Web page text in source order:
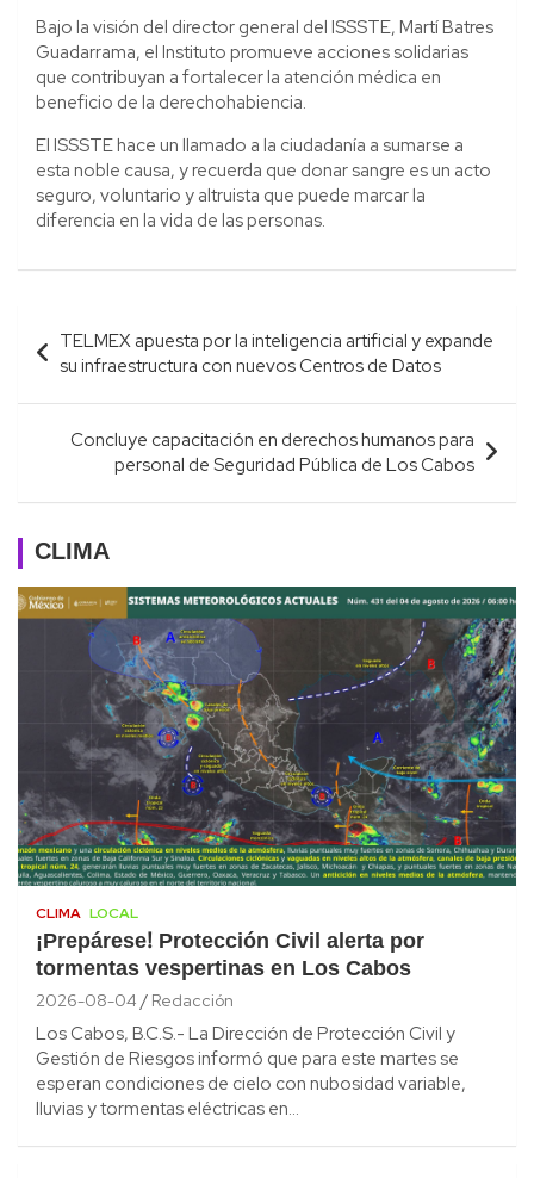
Bajo la visión del director general del ISSSTE, Martí Batres
Guadarrama, el Instituto promueve acciones solidarias
que contribuyan a fortalecer la atención médica en
beneficio de la derechohabiencia.
El ISSSTE hace un llamado a la ciudadanía a sumarse a
esta noble causa, y recuerda que donar sangre es un acto
seguro, voluntario y altruista que puede marcar la
diferencia en la vida de las personas.
Navegación
de
entradas
TELMEX apuesta por la inteligencia artificial y expande
su infraestructura con nuevos Centros de Datos
Concluye capacitación en derechos humanos para
personal de Seguridad Pública de Los Cabos
CLIMA
CLIMA LOCAL
¡Prepárese! Protección Civil alerta por
tormentas vespertinas en Los Cabos
2026-08-04 Redacción
Los Cabos, B.C.S.- La Dirección de Protección Civil y
Gestión de Riesgos informó que para este martes se
esperan condiciones de cielo con nubosidad variable,
lluvias y tormentas eléctricas en…